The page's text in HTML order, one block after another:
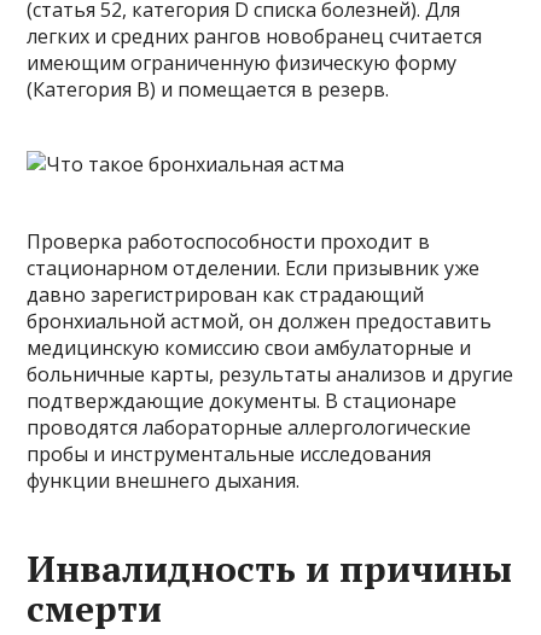
(статья 52, категория D списка болезней). Для
легких и средних рангов новобранец считается
имеющим ограниченную физическую форму
(Категория B) и помещается в резерв.
Проверка работоспособности проходит в
стационарном отделении. Если призывник уже
давно зарегистрирован как страдающий
бронхиальной астмой, он должен предоставить
медицинскую комиссию свои амбулаторные и
больничные карты, результаты анализов и другие
подтверждающие документы. В стационаре
проводятся лабораторные аллергологические
пробы и инструментальные исследования
функции внешнего дыхания.
Инвалидность и причины
смерти